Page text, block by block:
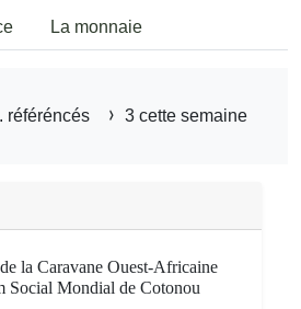
La monnaie
référéncés
3 cette semaine
la Caravane Ouest-Africaine
Social Mondial de Cotonou